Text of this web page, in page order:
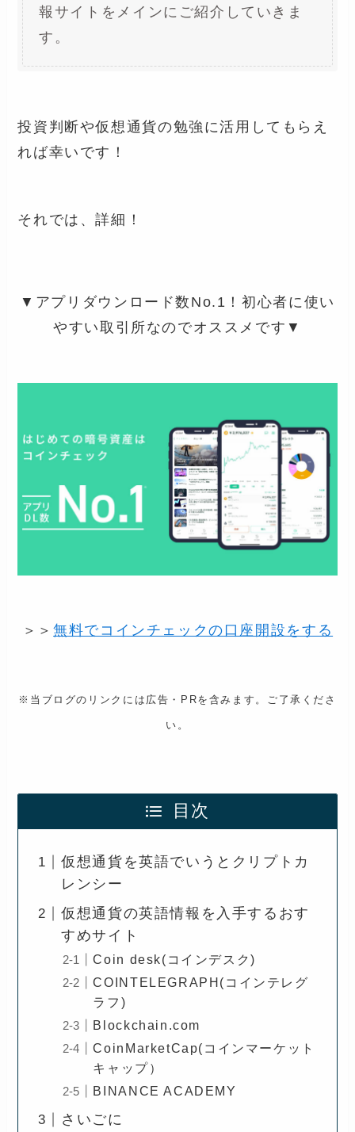
報サイトをメインにご紹介していきま
す。
投資判断や仮想通貨の勉強に活用してもらえ
れば幸いです！
それでは、詳細！
▼アプリダウンロード数No.1！初心者に使い
やすい取引所なのでオススメです▼
＞＞無料でコインチェックの口座開設をする
※当ブログのリンクには広告・PRを含みます。ご了承くださ
い。
目次
仮想通貨を英語でいうとクリプトカ
レンシー
仮想通貨の英語情報を入手するおす
すめサイト
Coin desk(コインデスク)
COINTELEGRAPH(コインテレグ
ラフ)
Blockchain.com
CoinMarketCap(コインマーケット
キャップ）
BINANCE ACADEMY
さいごに